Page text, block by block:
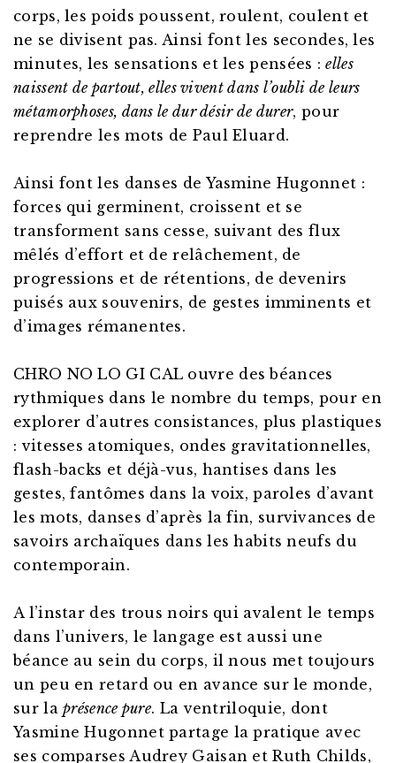
corps, les poids poussent, roulent, coulent et
ne se divisent pas. Ainsi font les secondes, les
minutes, les sensations et les pensées :elles
naissent de partout, elles vivent dans l’oubli de leurs
métamorphoses, dans le dur désir de durer, pour
reprendre les mots de Paul Eluard.
Ainsi font les danses de Yasmine Hugonnet :
forces qui germinent, croissent et se
transforment sans cesse, suivant des flux
mêlés d’effort et de relâchement, de
progressions et de rétentions, de devenirs
puisés aux souvenirs, de gestes imminents et
d’images rémanentes.
CHRO NO LO GI CAL ouvre des béances
rythmiques dans le nombre du temps, pour en
explorer d’autres consistances, plus plastiques
: vitesses atomiques, ondes gravitationnelles,
flash-backs et déjà-vus, hantises dans les
gestes, fantômes dans la voix, paroles d’avant
les mots, danses d’après la fin, survivances de
savoirs archaïques dans les habits neufs du
contemporain.
A l’instar des trous noirs qui avalent le temps
dans l’univers, le langage est aussi une
béance au sein du corps, il nous met toujours
un peu en retard ou en avance sur le monde,
sur laprésence pure. La ventriloquie, dont
Yasmine Hugonnet partage la pratique avec
ses comparses Audrey Gaisan et Ruth Childs,